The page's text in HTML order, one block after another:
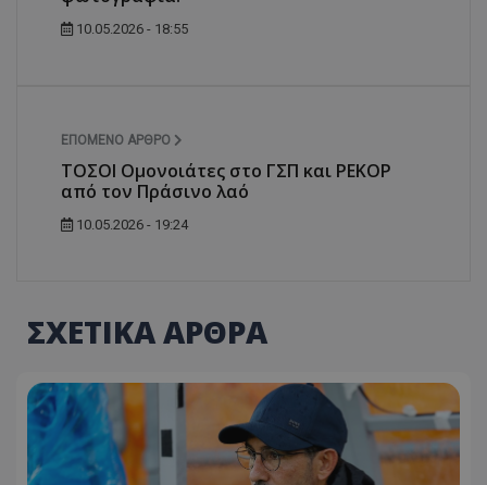
10.05.2026 - 18:55
ΕΠΌΜΕΝΟ ΆΡΘΡΟ
ΤΟΣΟΙ Ομονοιάτες στο ΓΣΠ και ΡΕΚΟΡ
από τον Πράσινο λαό
10.05.2026 - 19:24
ΣΧΕΤΙΚΑ ΑΡΘΡΑ